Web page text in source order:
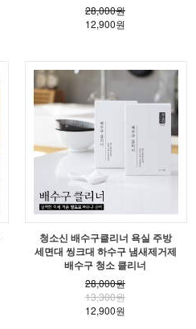
28,000원
12,900원
청소신 배수구클리너 욕실 주방
세면대 씽크대 하수구 냄새제거제
배수구 청소 클리너
28,000원
13,300원
12,900원